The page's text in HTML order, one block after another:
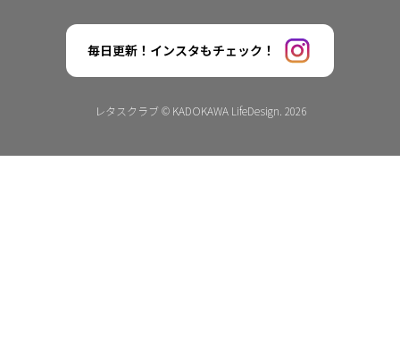
毎日更新！インスタもチェック！
レタスクラブ © KADOKAWA LifeDesign. 2026